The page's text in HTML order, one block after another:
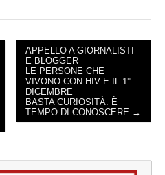
APPELLO A GIORNALISTI
E BLOGGER
LE PERSONE CHE
VIVONO CON HIV E IL 1°
DICEMBRE
BASTA CURIOSITÀ. È
TEMPO DI CONOSCERE →